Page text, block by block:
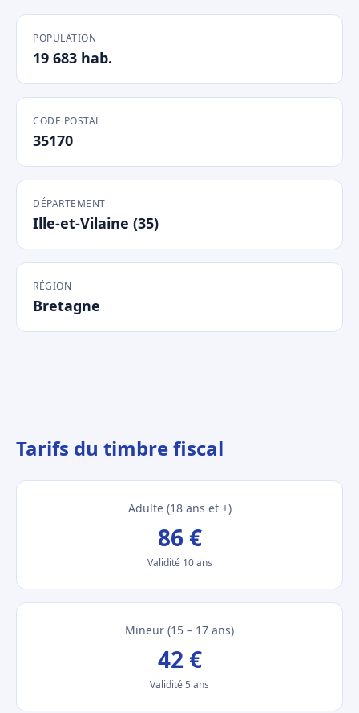
POPULATION
19 683 hab.
CODE POSTAL
35170
DÉPARTEMENT
Ille-et-Vilaine (35)
RÉGION
Bretagne
Tarifs du timbre fiscal
Adulte (18 ans et +)
86 €
Validité 10 ans
Mineur (15 – 17 ans)
42 €
Validité 5 ans